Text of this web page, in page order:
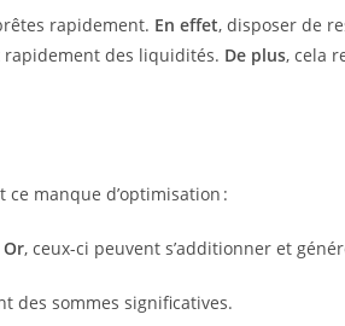
rapidement. En effet, disposer de
rapidement des liquidités. De plus, cela
manque d’optimisation :
Or, ceux-ci peuvent s’additionner et
des sommes significatives.